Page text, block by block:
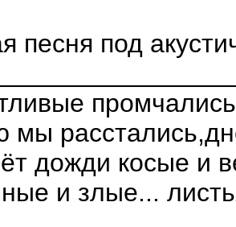
песня под
мы
дожди косые и
и злые...